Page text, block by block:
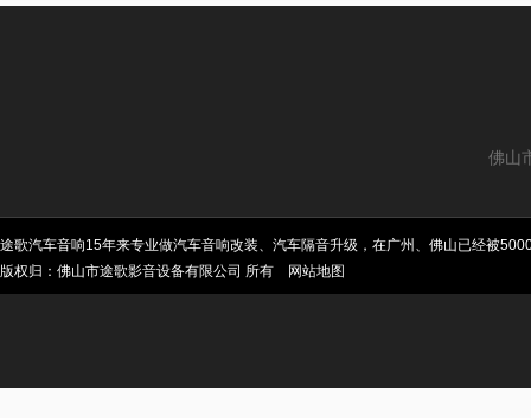
佛山
途歌汽车音响15年来专业做汽车音响改装、汽车隔音升级，在广州、佛山已经被
版权归：佛山市途歌影音设备有限公司 所有
网站地图